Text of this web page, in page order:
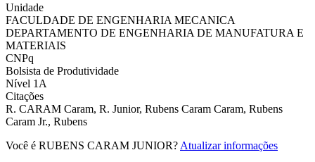
Unidade
FACULDADE DE ENGENHARIA MECANICA
DEPARTAMENTO DE ENGENHARIA DE MANUFATURA E
MATERIAIS
CNPq
Bolsista de Produtividade
Nível 1A
Citações
R. CARAM Caram, R. Junior, Rubens Caram Caram, Rubens
Caram Jr., Rubens
Você é RUBENS CARAM JUNIOR? Atualizar informações